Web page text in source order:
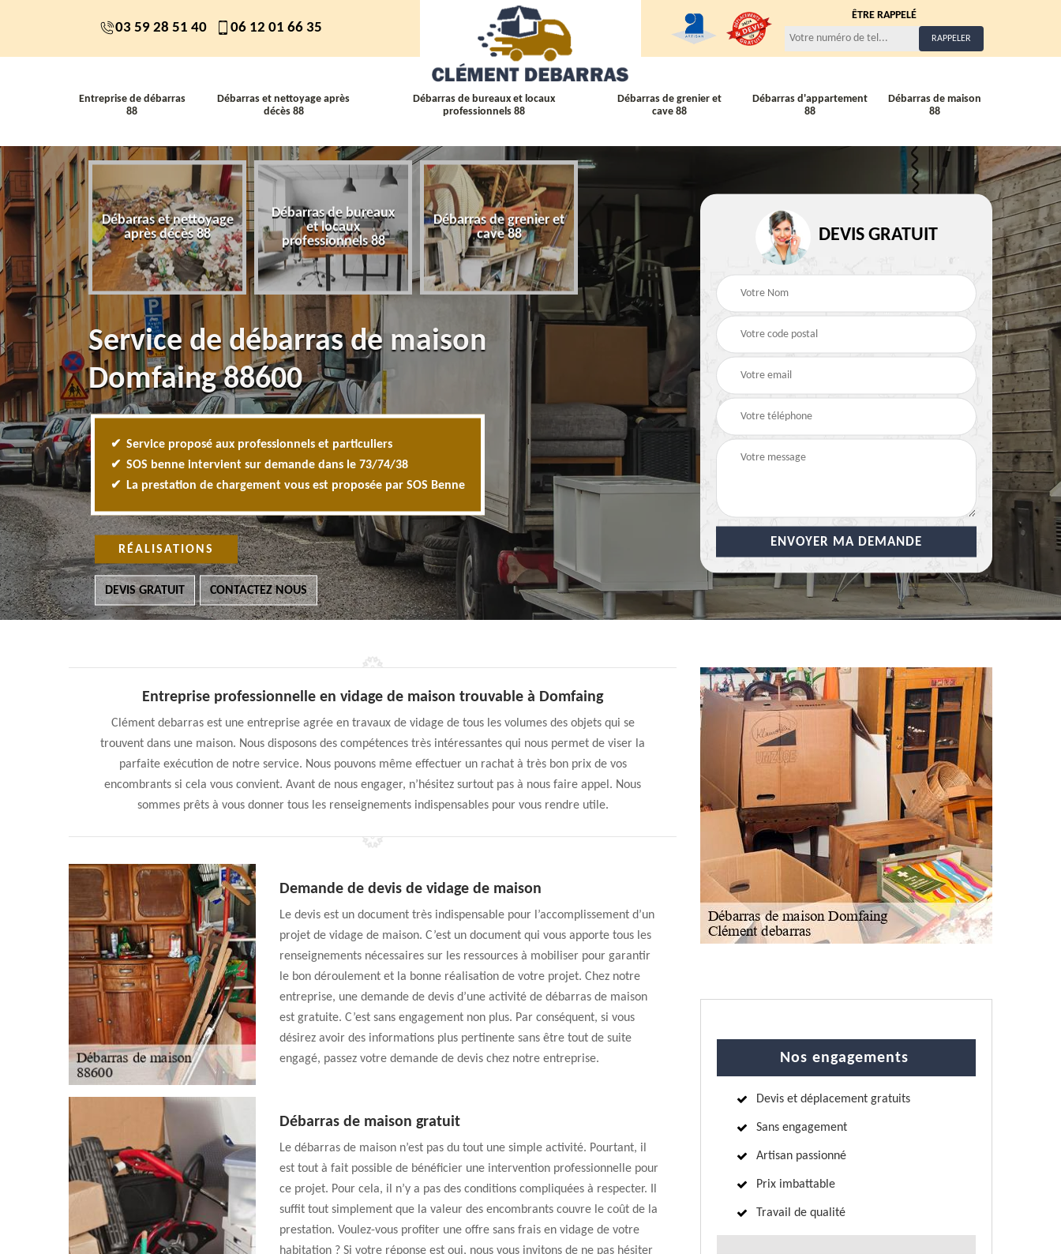
03 59 28 51 40 06 12 01 66 35
ÊTRE RAPPELÉ
Entreprise de débarras
88
Débarras et nettoyage après
décès 88
Débarras de bureaux et locaux
professionnels 88
Débarras de grenier et
cave 88
Débarras d'appartement
88
Débarras de maison
88
débarras
Débarras et nettoyage
après décès 88
Débarras de bureaux
et locaux
professionnels 88
Débarras de grenier et
cave 88
Débarras
d'appartement 88
Débarras de maison 88
Entreprise de
88
Service de débarras de maison
Domfaing 88600
Service proposé aux professionnels et particuliers
SOS benne intervient sur demande dans le 73/74/38
La prestation de chargement vous est proposée par SOS Benne
RÉALISATIONS
DEVIS GRATUIT CONTACTEZ NOUS
DEVIS GRATUIT
Entreprise professionnelle en vidage de maison trouvable à Domfaing
Clément debarras est une entreprise agrée en travaux de vidage de tous les volumes des objets qui se
trouvent dans une maison. Nous disposons des compétences très intéressantes qui nous permet de viser la
parfaite exécution de notre service. Nous pouvons même effectuer un rachat à très bon prix de vos
encombrants si cela vous convient. Avant de nous engager, n’hésitez surtout pas à nous faire appel. Nous
sommes prêts à vous donner tous les renseignements indispensables pour vous rendre utile.
Demande de devis de vidage de maison
Le devis est un document très indispensable pour l’accomplissement d’un
projet de vidage de maison. C’est un document qui vous apporte tous les
renseignements nécessaires sur les ressources à mobiliser pour garantir
le bon déroulement et la bonne réalisation de votre projet. Chez notre
entreprise, une demande de devis d’une activité de débarras de maison
est gratuite. C’est sans engagement non plus. Par conséquent, si vous
désirez avoir des informations plus pertinente sans être tout de suite
engagé, passez votre demande de devis chez notre entreprise.
Débarras de maison gratuit
Le débarras de maison n’est pas du tout une simple activité. Pourtant, il
est tout à fait possible de bénéficier une intervention professionnelle pour
ce projet. Pour cela, il n’y a pas des conditions compliquées à respecter. Il
suffit tout simplement que la valeur des encombrants couvre le coût de la
prestation. Voulez-vous profiter une offre sans frais en vidage de votre
habitation ? Si votre réponse est oui, nous vous invitons de ne pas hésiter
Nos engagements
Devis et déplacement gratuits
Sans engagement
Artisan passionné
Prix imbattable
Travail de qualité